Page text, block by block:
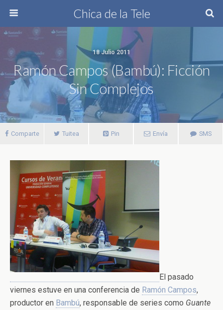
Chica de la Tele
18 Julio 2011
Ramón Campos (Bambú): Ficción
Sin Complejos
Comparte Tuitea Pin Envía SMS
El pasado
viernes estuve en una conferencia de Ramón Campos,
productor en Bambú, responsable de series como Guante